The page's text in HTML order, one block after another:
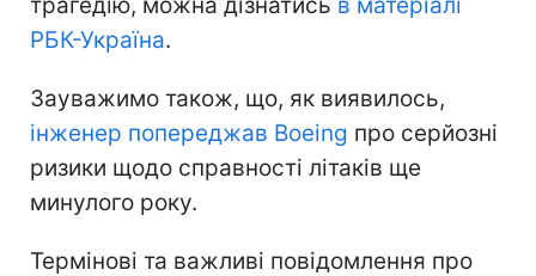
РБК-Україна.
Зауважимо також, що, як виявилось,
інженер попереджав Boeing про серйозні
ризики щодо справності літаків ще
минулого року.
Термінові та важливі повідомлення про